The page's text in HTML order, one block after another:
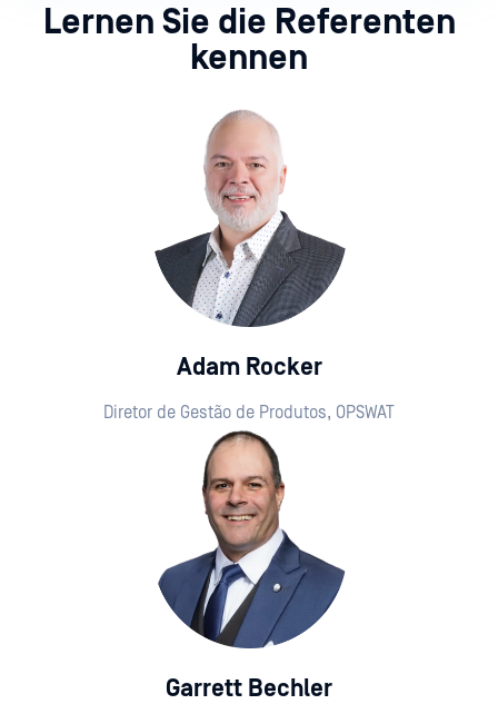
Lernen Sie die Referenten
kennen
Adam Rocker
Diretor de Gestão de Produtos, OPSWAT
Garrett Bechler